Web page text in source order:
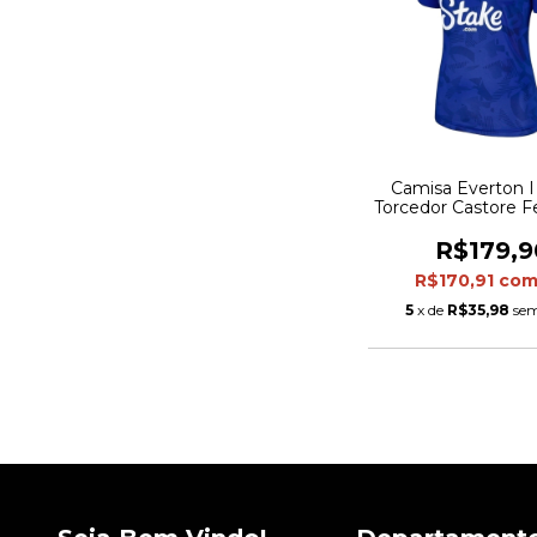
Camisa Everton I
Torcedor Castore
R$170,91
5 x de R$35,98